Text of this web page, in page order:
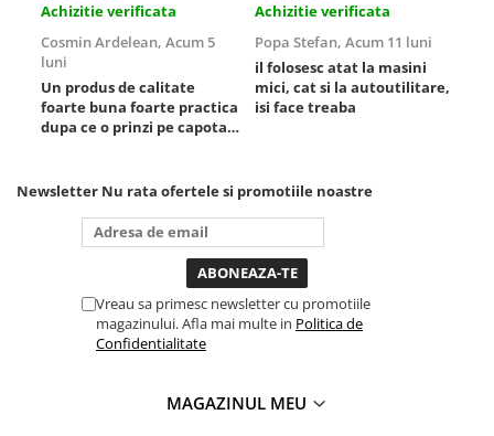
Achizitie verificata
Cosmin Ardelean, Acum 5
luni
Un produs de calitate
foarte buna foarte practica
dupa ce o prinzi pe capota
nevoie lumina puternica si
destul de mult dar daca o
bagi la priza nu mai ai
treaba toata ziua ,ce...
Achizitie verificata
Popa Stefan, Acum 11 luni
il folosesc atat la masini
mici, cat si la autoutilitare,
isi face treaba
Newsletter Nu rata ofertele si promotiile noastre
Vreau sa primesc newsletter cu promotiile
magazinului. Afla mai multe in Politica de
Confidentialitate
MAGAZINUL MEU